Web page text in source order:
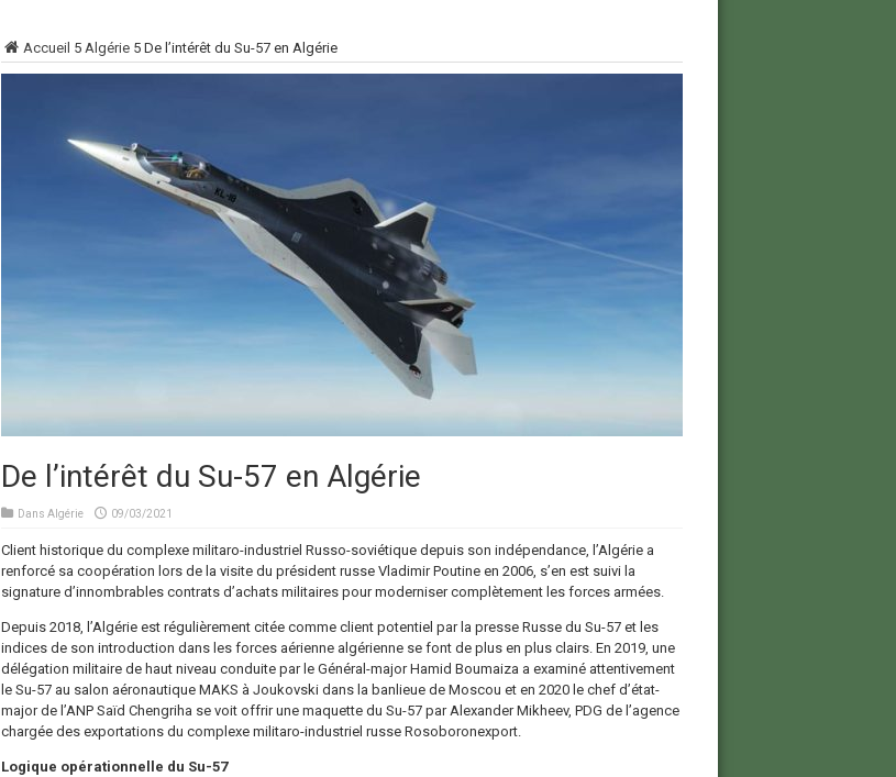
Accueil 5 Algérie5 De l’intérêt du Su-57 en Algérie
De l’intérêt du Su-57 en Algérie
Dans Algérie 09/03/2021
Client historique du complexe militaro-industriel Russo-soviétique depuis son indépendance, l’Algérie a
renforcé sa coopération lors de la visite du président russe Vladimir Poutine en 2006, s’en est suivi la
signature d’innombrables contrats d’achats militaires pour moderniser complètement les forces armées.
Depuis 2018, l’Algérie est régulièrement citée comme client potentiel par la presse Russe du Su-57 et les
indices de son introduction dans les forces aérienne algérienne se font de plus en plus clairs. En 2019, une
délégation militaire de haut niveau conduite par le Général-major Hamid Boumaiza a examiné attentivement
le Su-57 au salon aéronautique MAKS à Joukovski dans la banlieue de Moscou et en 2020 le chef d’état-
major de l’ANP Saïd Chengriha se voit offrir une maquette du Su-57 par Alexander Mikheev, PDG de l’agence
chargée des exportations du complexe militaro-industriel russe Rosoboronexport.
Logique opérationnelle du Su-57